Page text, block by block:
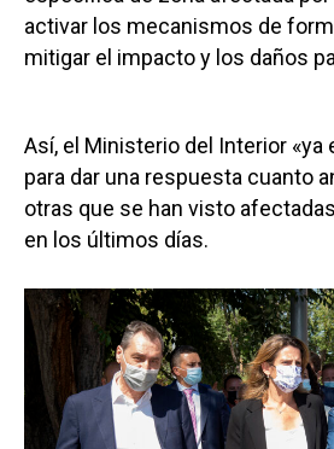
activar los mecanismos de
mitigar el impacto y los daños
Así, el Ministerio del Interior «ya
para dar una respuesta cuanto
otras que se han visto
en los últimos días.